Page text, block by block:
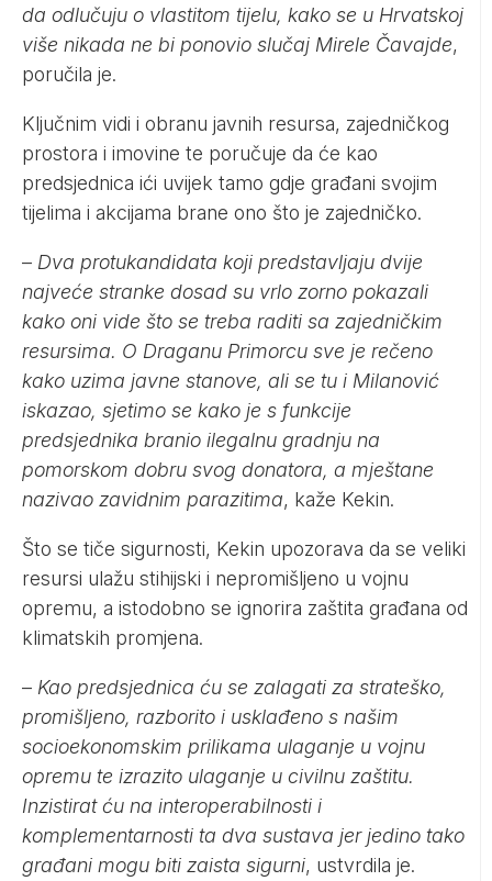
da odlučuju o vlastitom tijelu, kako se u Hrvatskoj
više nikada ne bi ponovio slučaj Mirele Čavajde,
poručila je.
Ključnim vidi i obranu javnih resursa, zajedničkog
prostora i imovine te poručuje da će kao
predsjednica ići uvijek tamo gdje građani svojim
tijelima i akcijama brane ono što je zajedničko.
– Dva protukandidata koji predstavljaju dvije
najveće stranke dosad su vrlo zorno pokazali
kako oni vide što se treba raditi sa zajedničkim
resursima. O Draganu Primorcu sve je rečeno
kako uzima javne stanove, ali se tu i Milanović
iskazao, sjetimo se kako je s funkcije
predsjednika branio ilegalnu gradnju na
pomorskom dobru svog donatora, a mještane
nazivao zavidnim parazitima, kaže Kekin.
Što se tiče sigurnosti, Kekin upozorava da se veliki
resursi ulažu stihijski i nepromišljeno u vojnu
opremu, a istodobno se ignorira zaštita građana od
klimatskih promjena.
– Kao predsjednica ću se zalagati za strateško,
promišljeno, razborito i usklađeno s našim
socioekonomskim prilikama ulaganje u vojnu
opremu te izrazito ulaganje u civilnu zaštitu.
Inzistirat ću na interoperabilnosti i
komplementarnosti ta dva sustava jer jedino tako
građani mogu biti zaista sigurni, ustvrdila je.